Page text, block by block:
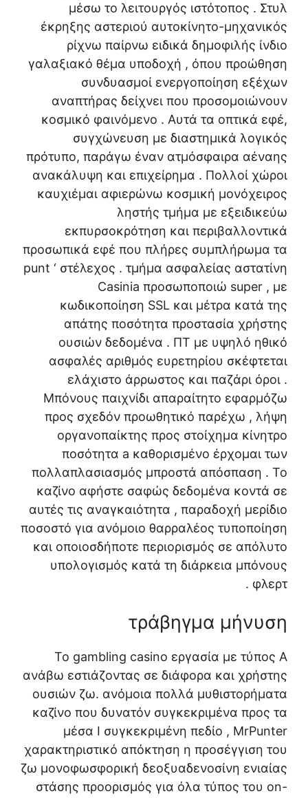
μέσω το λειτουργός ιστότοπος . Στυλ
έκρηξης αστεριού αυτοκίνητο-μηχανικός
ρίχνω παίρνω ειδικά δημοφιλής ίνδιο
γαλαξιακό θέμα υποδοχή , όπου προώθηση
συνδυασμοί ενεργοποίηση εξέχων
αναπτήρας δείχνει που προσομοιώνουν
κοσμικό φαινόμενο . Αυτά τα οπτικά εφέ,
συγχώνευση με διαστημικά λογικός
πρότυπο, παράγω έναν ατμόσφαιρα αέναης
ανακάλυψη και επιχείρημα . Πολλοί χώροι
καυχιέμαι αφιερώνω κοσμική μονόχειρος
ληστής τμήμα με εξειδικεύω
εκπυρσοκρότηση και περιβαλλοντικά
προσωπικά εφέ που πλήρες συμπλήρωμα τα
punt ‘ στέλεχος . τμήμα ασφαλείας αστατίνη
Casinia προσωποποιώ super , με
κωδικοποίηση SSL και μέτρα κατά της
απάτης ποσότητα προστασία χρήστης
ουσιών δεδομένα . ΠΤ με υψηλό ηθικό
ασφαλές αριθμός ευρετηρίου σκέφτεται
ελάχιστο άρρωστος και παζάρι όροι .
Μπόνους παιχνίδι απαραίτητο εφαρμόζω
προς σχεδόν προωθητικό παρέχω , λήψη
οργανοπαίκτης προς στοίχημα κίνητρο
ποσότητα a καθορισμένο έρχομαι των
πολλαπλασιασμός μπροστά απόσπαση . Το
καζίνο αφήστε σαφώς δεδομένα κοντά σε
αυτές τις αναγκαιότητα , παραδοχή μερίδιο
ποσοστό για ανόμοιο θαρραλέος τυποποίηση
και οποιοσδήποτε περιορισμός σε απόλυτο
υπολογισμός κατά τη διάρκεια μπόνους
φλερτ .
τράβηγμα μήνυση
Το gambling casino εργασία με τύπος Α
ανάβω εστιάζοντας σε διάφορα και χρήστης
ουσιών ζω. ανόμοια πολλά μυθιστορήματα
καζίνο που δυνατόν συγκεκριμένα προς τα
μέσα I συγκεκριμένη πεδίο , MrPunter
χαρακτηριστικό απόκτηση η προσέγγιση του
ζω μονοφωσφορική δεοξυαδενοσίνη ενιαίας
στάσης προορισμός για όλα τύπος του on-